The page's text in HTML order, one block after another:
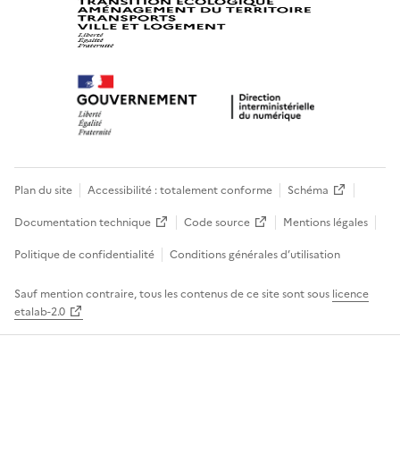
Plan du site Accessibilité : totalement conforme
Schéma
Documentation technique
Code source
Mentions légales
Politique de confidentialité
Conditions générales d’utilisation
Sauf mention contraire, tous les contenus de ce site sont sous licence
etalab-2.0